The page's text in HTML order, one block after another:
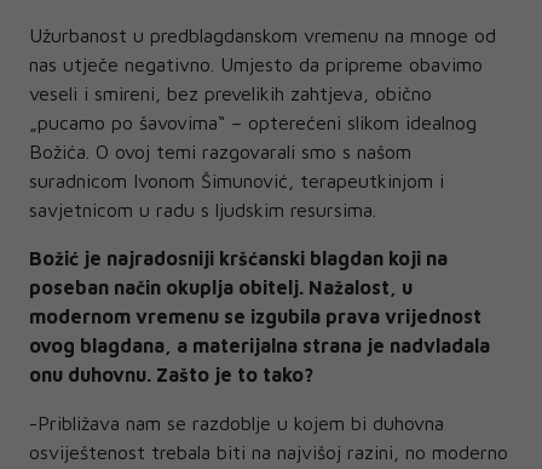
Užurbanost u predblagdanskom vremenu na mnoge od
nas utječe negativno. Umjesto da pripreme obavimo
veseli i smireni, bez prevelikih zahtjeva, obično
„pucamo po šavovima“ – opterećeni slikom idealnog
Božića. O ovoj temi razgovarali smo s našom
suradnicom Ivonom Šimunović, terapeutkinjom i
savjetnicom u radu s ljudskim resursima.
Božić je najradosniji kršćanski blagdan koji na
poseban način okuplja obitelj. Nažalost, u
modernom vremenu se izgubila prava vrijednost
ovog blagdana, a materijalna strana je nadvladala
onu duhovnu. Zašto je to tako?
-Približava nam se razdoblje u kojem bi duhovna
osviještenost trebala biti na najvišoj razini, no moderno